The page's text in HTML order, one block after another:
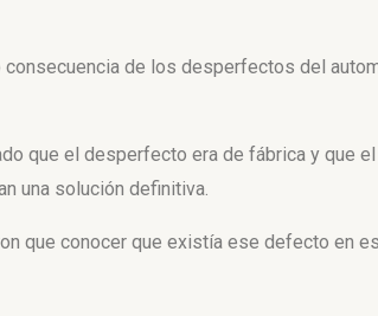
de los desperfectos del
que el desperfecto era de fábrica y que
una solución definitiva.
que conocer que existía ese defecto en